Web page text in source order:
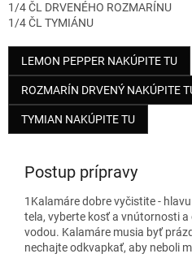
1/4 ČL DRVENÉHO ROZMARÍNU
1/4 ČL TYMIÁNU
LEMON PEPPER NAKÚPITE TU
ROZMARÍN DRVENÝ NAKÚPITE
TYMIAN NAKÚPITE TU
Postup prípravy
1 Kalamáre dobre vyčistite -
tela, vyberte kosť a vnútornosti
vodou. Kalamáre musia byť
nechajte odkvapkať, aby neboli